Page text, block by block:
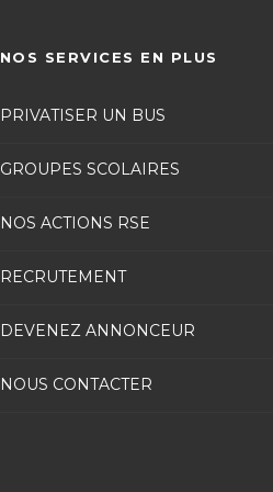
NOS SERVICES EN PLUS
PRIVATISER UN BUS
GROUPES SCOLAIRES
NOS ACTIONS RSE
RECRUTEMENT
DEVENEZ ANNONCEUR
NOUS CONTACTER